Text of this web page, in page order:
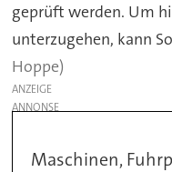
geprüft werden. Um
unterzugehen, kann
Hoppe)
ANZEIGE
Maschinen,